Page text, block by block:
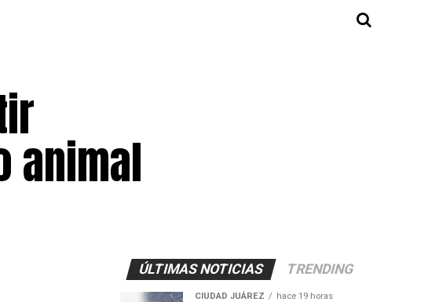
animal
ÚLTIMAS NOTICIAS TRENDING
CIUDAD JUÁREZ hace 19 horas